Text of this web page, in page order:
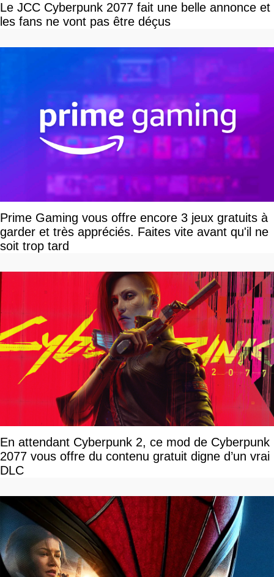
Le JCC Cyberpunk 2077 fait une belle annonce et
les fans ne vont pas être déçus
Prime Gaming vous offre encore 3 jeux gratuits à
garder et très appréciés. Faites vite avant qu'il ne
soit trop tard
En attendant Cyberpunk 2, ce mod de Cyberpunk
2077 vous offre du contenu gratuit digne d’un vrai
DLC